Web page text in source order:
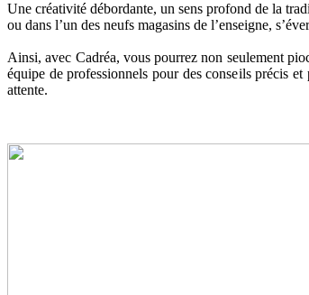
Une créativité débordante, un sens profond de la
ou dans l’un des neufs magasins de l’enseigne,
Ainsi, avec Cadréa, vous pourrez non seulement
équipe de professionnels pour des conseils précis
attente.